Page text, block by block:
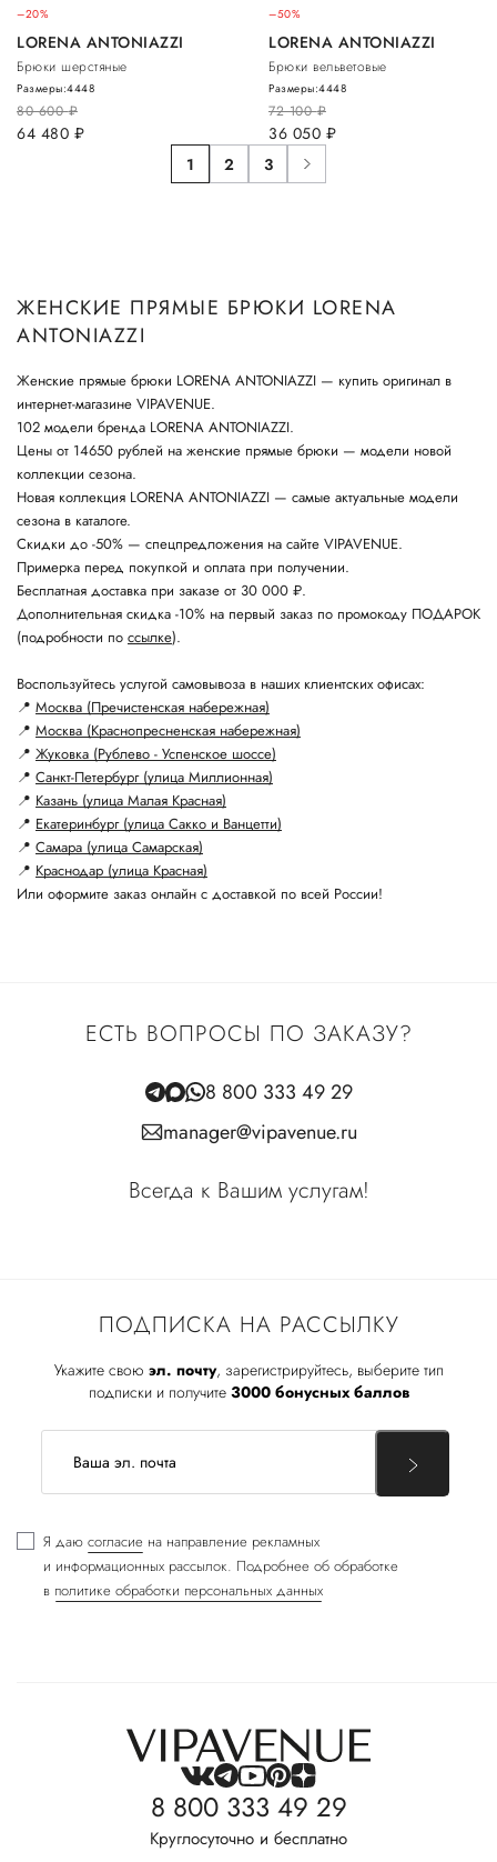
–20%
LORENA ANTONIAZZI
Брюки шерстяные
80 600руб.
64 480 руб.
Размеры:4448
–50%
LORENA ANTONIAZZI
Брюки вельветовые
72 100руб.
36 050 руб.
Размеры:4448
1 2 3
ЖЕНСКИЕ ПРЯМЫЕ БРЮКИ LORENA
ANTONIAZZI
Женские прямые брюки LORENA ANTONIAZZI — купить оригинал в
интернет-магазине VIPAVENUE.
102 модели бренда LORENA ANTONIAZZI.
Цены от 14650 рублей на женские прямые брюки — модели новой
коллекции сезона.
Новая коллекция LORENA ANTONIAZZI — самые актуальные модели
сезона в каталоге.
Скидки до -50% — спецпредложения на сайте VIPAVENUE.
Примерка перед покупкой и оплата при получении.
Бесплатная доставка при заказе от 30 000 ₽.
Дополнительная скидка -10% на первый заказ по промокоду ПОДАРОК
(подробности по ссылке).
Воспользуйтесь услугой самовывоза в наших клиентских офисах:
📍 Москва (Пречистенская набережная)
📍 Москва (Краснопресненская набережная)
📍 Жуковка (Рублево - Успенское шоссе)
📍 Санкт-Петербург (улица Миллионная)
📍 Казань (улица Малая Красная)
📍 Екатеринбург (улица Сакко и Ванцетти)
📍 Самара (улица Самарская)
📍 Краснодар (улица Красная)
Или оформите заказ онлайн с доставкой по всей России!
ПОДПИСКА НА РАССЫЛКУ
Укажите свою эл. почту, зарегистрируйтесь, выберите тип
подписки и получите 3000 бонусных баллов
Я даю согласие на направление рекламных
и информационных рассылок. Подробнее об обработке
в политике обработки персональных данных
ЕСТЬ ВОПРОСЫ ПО ЗАКАЗУ?
8 800 333 49 29
manager@vipavenue.ru
Всегда к Вашим услугам!
8 800 333 49 29
Круглосуточно и бесплатно